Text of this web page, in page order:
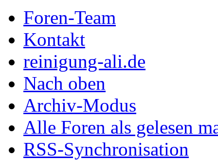
Foren-Team
Kontakt
reinigung-ali.de
Nach oben
Archiv-Modus
Alle Foren als gelesen
RSS-Synchronisation